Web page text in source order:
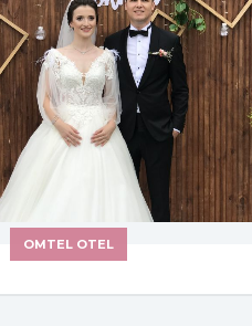
OMTEL OTEL